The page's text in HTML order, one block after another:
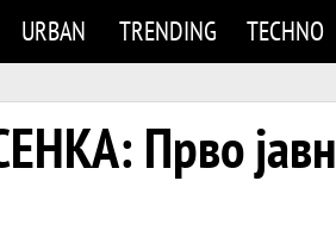
URBAN TRENDING TECHNO
Прво